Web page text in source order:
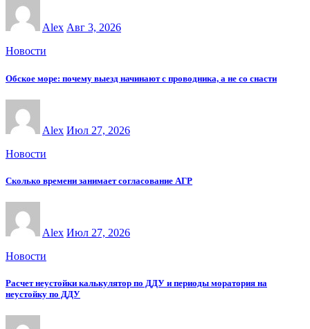
Alex Авг 3, 2026
Новости
Обское море: почему выезд начинают с проводника, а не со снасти
Alex Июл 27, 2026
Новости
Сколько времени занимает согласование АГР
Alex Июл 27, 2026
Новости
Расчет неустойки калькулятор по ДДУ и периоды моратория на
неустойку по ДДУ